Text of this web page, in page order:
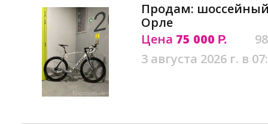
Продам: шоссейный
Орле
Цена 75 000 Р.
3 августа 2026 г. в